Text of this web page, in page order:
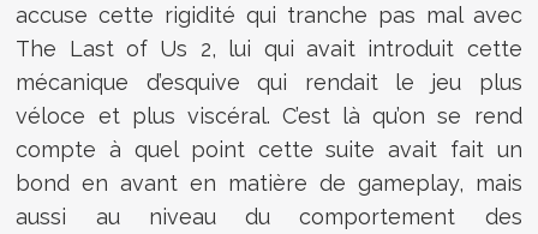
accuse cette rigidité qui tranche pas mal avec
The Last of Us 2, lui qui avait introduit cette
mécanique d’esquive qui rendait le jeu plus
véloce et plus viscéral. C’est là qu’on se rend
compte à quel point cette suite avait fait un
bond en avant en matière de gameplay, mais
aussi au niveau du comportement des